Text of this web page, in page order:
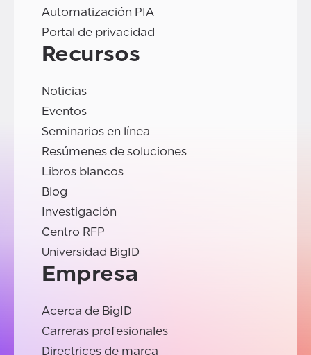
Automatización PIA
Portal de privacidad
Recursos
Noticias
Eventos
Seminarios en línea
Resúmenes de soluciones
Libros blancos
Blog
Investigación
Centro RFP
Universidad BigID
Empresa
Acerca de BigID
Carreras profesionales
Directrices de marca